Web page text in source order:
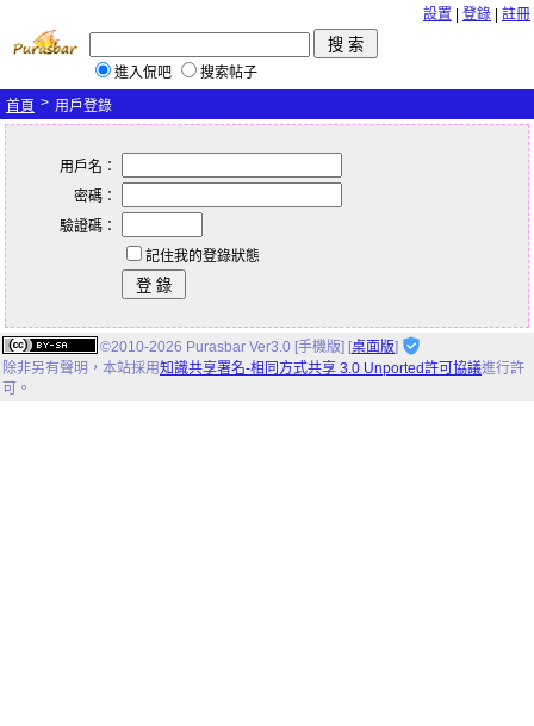
設置 登錄 註冊
進入侃吧
搜索帖子
首頁 > 用戶登錄
用戶名：
密碼：
驗證碼：
記住我的登錄狀態
©2010-2026 Purasbar Ver3.0 [手機版] [桌面版]
除非另有聲明， 本站採用知識共享署名-相同方式共享 3.0 Unported許可協議進行許
可。